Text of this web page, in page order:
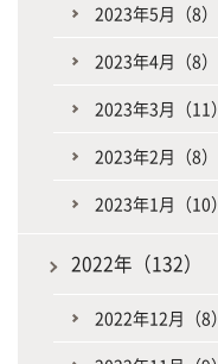
2023年5月（8）
2023年4月（8）
2023年3月（11）
2023年2月（8）
2023年1月（10）
2022年（132）
2022年12月（8）